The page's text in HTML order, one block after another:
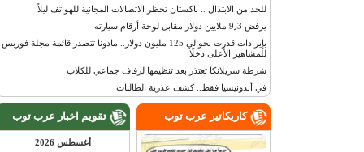
للحد من الابتذال .. باكستان تحظر الاتصالات المجانية للهواتف ليلاً
يرفض 9٫3 ملايين دولار مقابل لوحة أرقام سيارته
بإيرادات قدرت بحوالي 125 مليون دولار.. مادونا تتصدر قائمة مجلة فوربس
للمشاهير الأعلى دخلًا
شرطة سريلانكا تعتذر بعد تنظيمها لزفاف جماعي للكلاب
في أندونيسيا فقط.. كشف عذرية الطالبات
تقويم اخبار عرب توب
أغسطس 2026
كاريكاتير عرب توب